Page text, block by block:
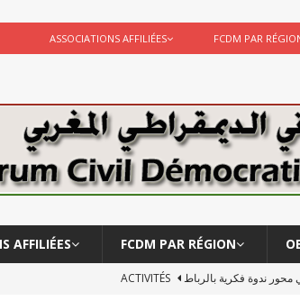
FCDM PAR
ASSOCIATIONS AFFILIÉES
FCDM PAR RÉGION
AFFILIÉES
محور ندوة فكرية بالرباط